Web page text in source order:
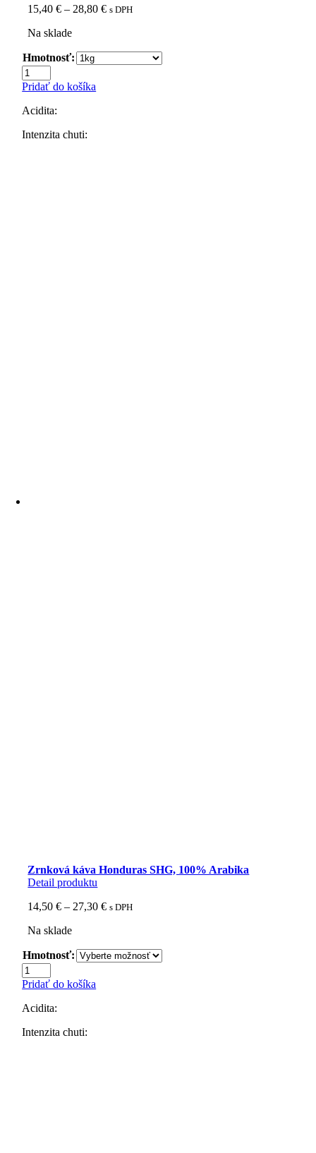
15,40€ – 28,80€Price
s DPH
Na sklade
Hmotnosť:
množstvo
Zrnková
Dominikánska
100%
Pridať do košíka
Acidita:
Intenzita chuti:
Zrnková káva Honduras SHG, 100% Arabika
Detail produktu
14,50€ – 27,30€Price
27,30 €
s DPH
Na sklade
Hmotnosť:
množstvo
Zrnková
Honduras
100%
Pridať do košíka
Acidita:
Intenzita chuti: